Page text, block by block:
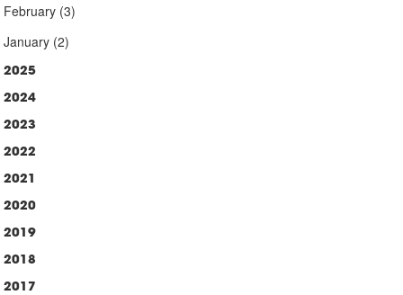
February (3)
January (2)
2025
2024
2023
2022
2021
2020
2019
2018
2017